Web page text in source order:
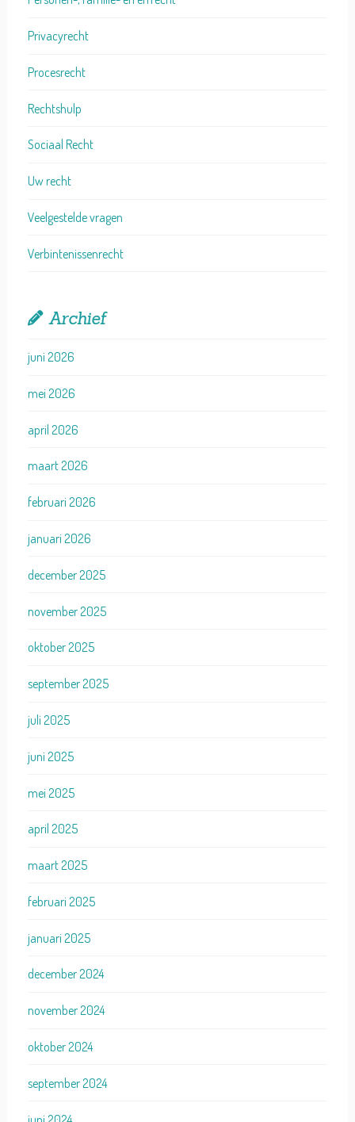
Privacyrecht
Procesrecht
Rechtshulp
Sociaal Recht
Uw recht
Veelgestelde vragen
Verbintenissenrecht
Archief
juni 2026
mei 2026
april 2026
maart 2026
februari 2026
januari 2026
december 2025
november 2025
oktober 2025
september 2025
juli 2025
juni 2025
mei 2025
april 2025
maart 2025
februari 2025
januari 2025
december 2024
november 2024
oktober 2024
september 2024